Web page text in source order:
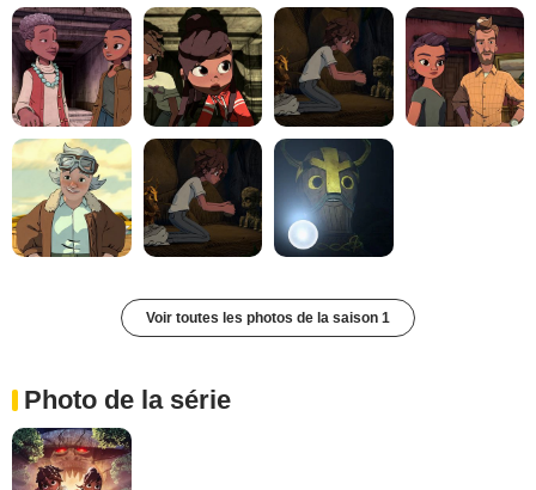
Voir toutes les photos de la saison 1
Photo de la série